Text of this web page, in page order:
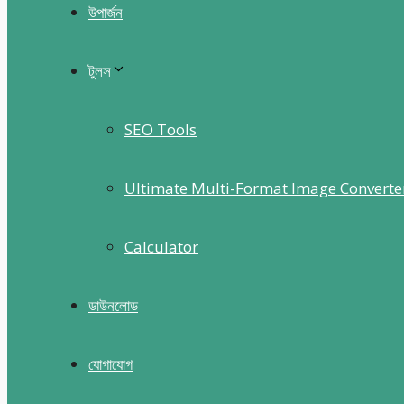
উপার্জন
টুলস
SEO Tools
Ultimate Multi-Format Image
Calculator
ডাউনলোড
যোগাযোগ